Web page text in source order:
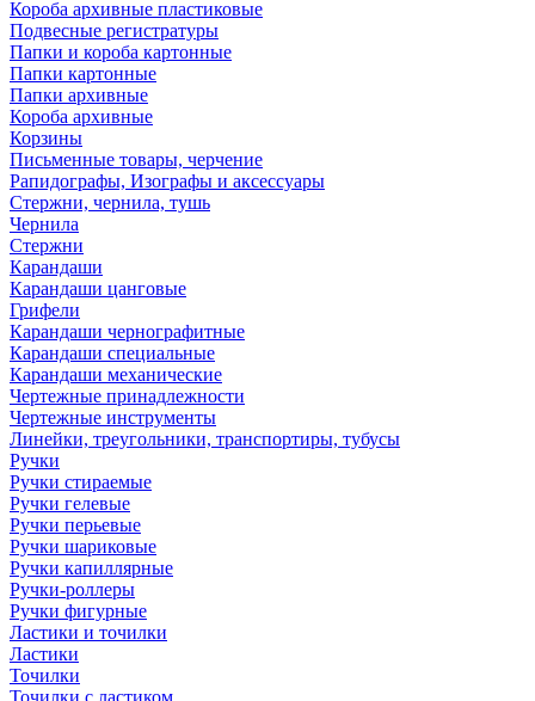
Короба архивные пластиковые
Подвесные регистратуры
Папки и короба картонные
Папки картонные
Папки архивные
Короба архивные
Корзины
Письменные товары, черчение
Рапидографы, Изографы и аксессуары
Стержни, чернила, тушь
Чернила
Стержни
Карандаши
Карандаши цанговые
Грифели
Карандаши чернографитные
Карандаши специальные
Карандаши механические
Чертежные принадлежности
Чертежные инструменты
Линейки, треугольники, транспортиры, тубусы
Ручки
Ручки стираемые
Ручки гелевые
Ручки перьевые
Ручки шариковые
Ручки капиллярные
Ручки-роллеры
Ручки фигурные
Ластики и точилки
Ластики
Точилки
Точилки с ластиком